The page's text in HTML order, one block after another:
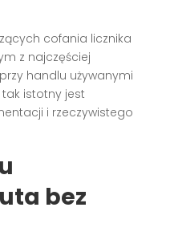
cofania licznika
z najczęściej
handlu używanymi
istotny jest
i rzeczywistego
bez